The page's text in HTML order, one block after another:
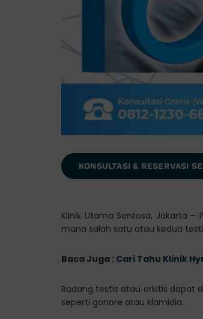
KONSULTASI & RESERVASI
Klinik Utama Sentosa, Jakarta
mana salah satu atau kedua
Baca Juga : Cari Tahu Klinik
Radang testis atau orkitis dapat
seperti gonore atau klamidia.